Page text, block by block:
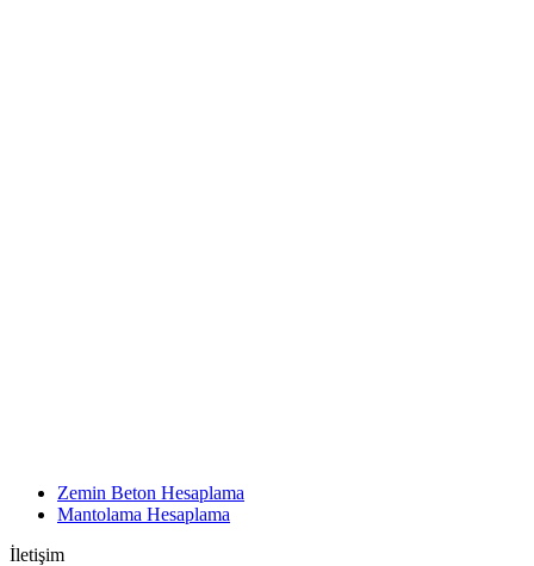
Zemin Beton Hesaplama
Mantolama Hesaplama
İletişim